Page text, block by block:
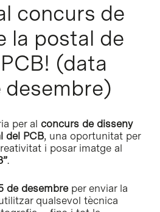
concurs de
la postal de
(data
desembre)
per al concurs de disseny
del PCB, una oportunitat per
i posar imatge al
.
de desembreper enviar la
qualsevol tècnica